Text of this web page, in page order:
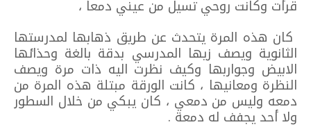
قرأت وكانت روحي تسيل من عيني دمعاً ،
كان هذه المرة يتحدث عن طريق ذهابها لمدرستها
الثانوية ويصف زيها المدرسي بدقة بالغة وحذائها
الابيض وجواربها وكيف نظرت اليه ذات مرة ويصف
النظرة ومعانيها ، كانت الورقة مبتلة هذه المرة من
دمعه وليس من دمعي ، كان يبكي من خلال السطور
ولا أحد يجفف له دمعة .